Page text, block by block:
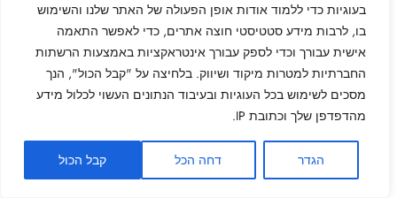
בעוגיות כדי ללמוד אודות אופן הפעולה של האתר שלנו והשימוש
בו, לרבות מידע סטטיסטי חוצה אתרים, כדי לאפשר התאמה
אישית עבורך וכדי לספק עבורך אינטראקציות באמצעות הרשתות
החברתיות למטרות מיקוד ושיווק. בלחיצה על "קבל הכול", הנך
מסכים לשימוש בכל העוגיות ובעיבוד הנתונים העשוי לכלול מידע
מהדפדפן שלך וכתובת IP.
הגדר דחה הכל קבל הכול
My Jewish Family – המשפחה היהודית שלי
שער כניסה לעולם המחקר הגניאולוגי היהודי, חקר שורשי
המשפחה ותיעוד אילנות היוחסין
צרו קשר
אודות האתר